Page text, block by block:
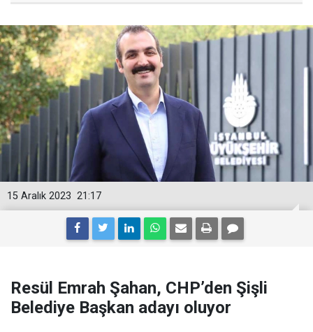
21:17
15 Aralık 2023
Resül Emrah Şahan, CHP’den Şişli
Belediye Başkan adayı oluyor